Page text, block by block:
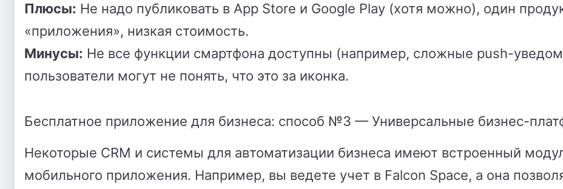
Плюсы: Не надо публиковать в App Store и Google Play (хотя можно), один
«приложения», низкая стоимость.
Минусы: Не все функции смартфона доступны (например, сложные push-
пользователи могут не понять, что это за иконка.
Бесплатное приложение для бизнеса: способ №3 — Универсальные бизнес-
Некоторые CRM и системы для автоматизации бизнеса имеют встроенный
мобильного приложения. Например, вы ведете учет в Falcon Space, а она